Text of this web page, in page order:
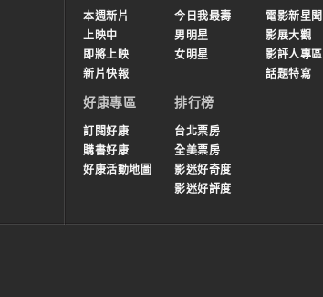
本週新片
上映中
即將上映
新片快報
今日我最壽
男明星
女明星
電影新星聞
影展大觀
影評人專區
話題特寫
好康專區
訂閱好康
購書好康
好康活動地圖
排行榜
台北票房
全美票房
影迷好奇度
影迷好評度